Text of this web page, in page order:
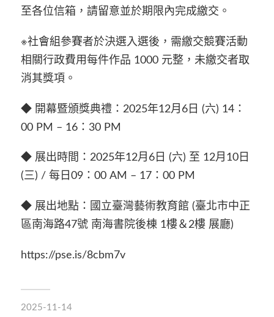
至各位信箱，請留意並於期限內完成繳交。
※社會組參賽者於決選入選後，需繳交競賽活動
相關行政費用每件作品 1000 元整，未繳交者取
消其獎項。
◆ 開幕暨頒獎典禮：2025年12月6日 (六) 14：
00 PM – 16：30 PM
◆ 展出時間：2025年12月6日 (六) 至 12月10日
(三) / 每日09：00 AM – 17：00 PM
◆ 展出地點：國立臺灣藝術教育館 (臺北市中正
區南海路47號 南海書院後棟 1樓＆2樓 展廳)
https://pse.is/8cbm7v
2025-11-14